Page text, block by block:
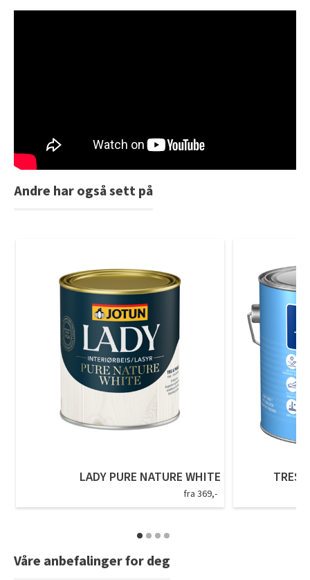
Andre har også sett på
LADY PURE NATURE WHITE
fra 369,-
Våre anbefalinger for deg